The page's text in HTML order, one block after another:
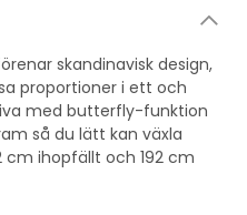
skandinavisk design,
proportioner i ett och
med butterfly-funktion
så du lätt kan växla
cm ihopfällt och 192 cm